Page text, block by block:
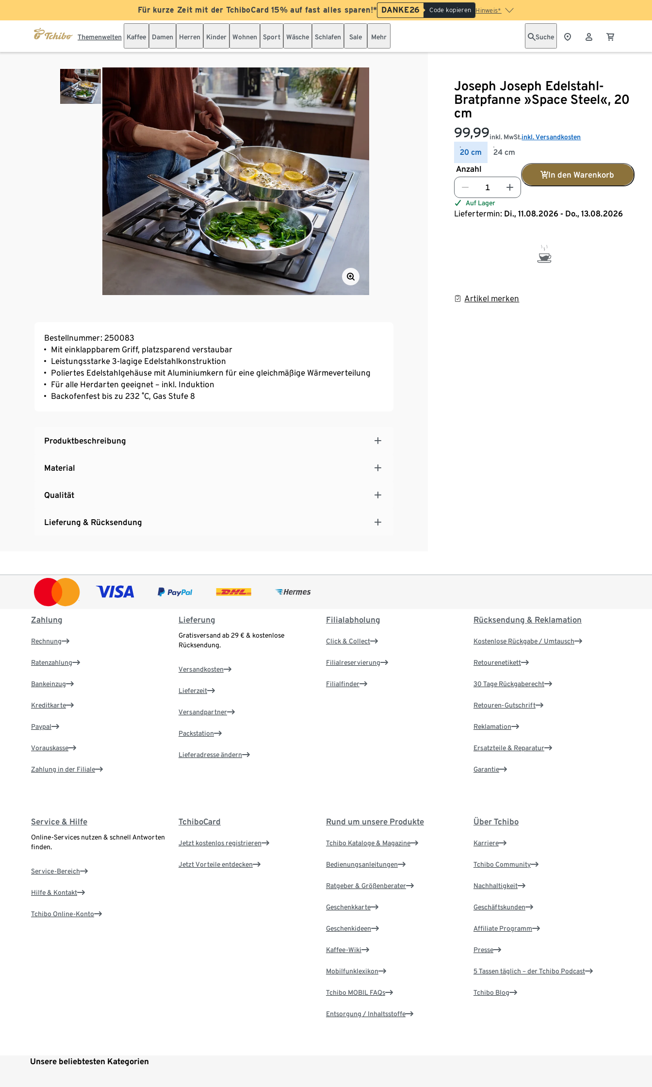
Für kurze Zeit mit der TchiboCard 15% auf fast alles sparen!* DANKE26 Code kopieren Hinweis*
Themenwelten Kaffee Damen Herren Kinder Wohnen Sport Wäsche Schlafen Sale Mehr Suche
Joseph Joseph Edelstahl-
Bratpfanne »Space Steel«, 20
cm
99,99inkl. MwSt.inkl. Versandkosten
20 cm 24 cm
Anzahl
In den Warenkorb
Auf Lager
Liefertermin: Di., 11.08.2026 - Do., 13.08.2026
Artikel merken
Bestellnummer: 250083
Mit einklappbarem Griff, platzsparend verstaubar
Leistungsstarke 3-lagige Edelstahlkonstruktion
Poliertes Edelstahlgehäuse mit Aluminiumkern für eine gleichmäßige Wärmeverteilung
Für alle Herdarten geeignet – inkl. Induktion
Backofenfest bis zu 232 ˚C, Gas Stufe 8
Produktbeschreibung
Material
Qualität
Lieferung & Rücksendung
Zahlung
Rechnung
Ratenzahlung
Bankeinzug
Kreditkarte
Paypal
Vorauskasse
Zahlung in der Filiale
Lieferung
Gratisversand ab 29 € & kostenlose
Rücksendung.
Versandkosten
Lieferzeit
Versandpartner
Packstation
Lieferadresse ändern
Filialabholung
Click & Collect
Filialreservierung
Filialfinder
Rücksendung & Reklamation
Kostenlose Rückgabe / Umtausch
Retourenetikett
30 Tage Rückgaberecht
Retouren-Gutschrift
Reklamation
Ersatzteile & Reparatur
Garantie
Service & Hilfe
Online-Services nutzen & schnell Antworten
finden.
Service-Bereich
Hilfe & Kontakt
Tchibo Online-Konto
TchiboCard
Jetzt kostenlos registrieren
Jetzt Vorteile entdecken
Rund um unsere Produkte
Tchibo Kataloge & Magazine
Bedienungsanleitungen
Ratgeber & Größenberater
Geschenkkarte
Geschenkideen
Kaffee-Wiki
Mobilfunklexikon
Tchibo MOBIL FAQs
Entsorgung / Inhaltsstoffe
Über Tchibo
Karriere
Tchibo Community
Nachhaltigkeit
Geschäftskunden
Affiliate Programm
Presse
5 Tassen täglich – der Tchibo Podcast
Tchibo Blog
Unsere beliebtesten Kategorien